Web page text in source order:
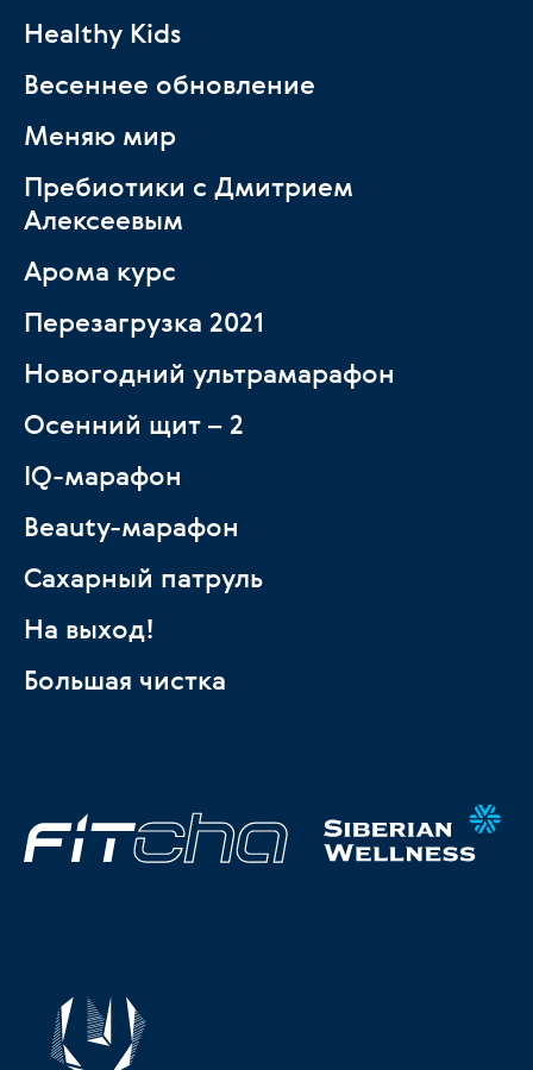
Healthy Kids
Весеннее обновление
Меняю мир
Пребиотики с Дмитрием
Алексеевым
Арома курс
Перезагрузка 2021
Новогодний ультрамарафон
Осенний щит – 2
IQ-марафон
Beauty-марафон
Сахарный патруль
На выход!
Большая чистка